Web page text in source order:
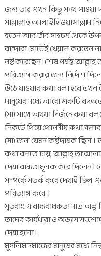
জন্য তার এখন কিছু সময় পাওয়া
সাল্লাল্লাহু আলাইহি ওয়া
হতেন আর তাঁর সাহচর্য থেকে
বান্দারা মোটেই খেয়াল করতেন
নষ্ট করেছেন। শেষ পর্যন্ত
পরিত্যাগ করার জন্য নির্দেশ
উঠে যাওয়ার কথা বলা হবে তখন
মানুষের মধ্যে আরো একটি
(সা) সাথে অযথা নির্জনে কথা
নিকটে গিয়ে গোপনীয় কথা
(সা) জন্য যেমন কষ্টদায়ক ছিল ।
কথা বলতে চায়, আল্লাহ
দেয়া বাধ্যতামূলক করে
সম্পর্কে সতর্ক করে দেয়াই ছিল
পরিত্যাগ করে ।
সুতরাং এ বাধ্যবাধকতা মাত্র
তাদের কার্যধারা ও অভ্যাস
দেয়া হলো।
মুসলিম সমাজের মানুষের মধ্যে